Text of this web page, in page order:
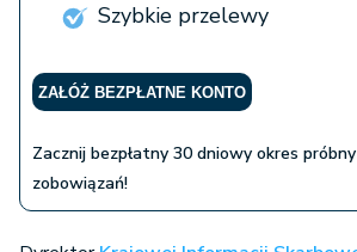
Szybkie przelewy
ZAŁÓŻ BEZPŁATNE KONTO
Zacznij bezpłatny 30 dniowy okres
zobowiązań!